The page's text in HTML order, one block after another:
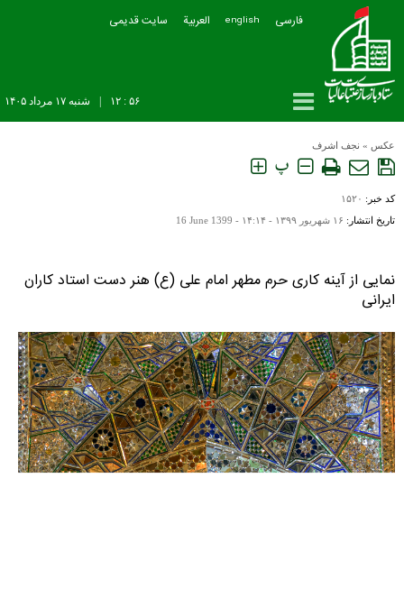
فارسی english العربیة سایت قدیمی
شنبه ۱۷ مرداد ۱۴۰۵ ۵۶ : ۱۲
عکس » نجف اشرف
پ
کد خبر: ۱۵۲۰
تاریخ انتشار: ۱۶ شهريور ۱۳۹۹ - ۱۴:۱۴ - 16 June 1399
نمایی از آینه کاری حرم مطهر امام علی (ع) هنر دست استاد کاران
ایرانی